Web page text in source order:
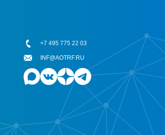
+7 495 775 22 03
INF@AOTRF.RU